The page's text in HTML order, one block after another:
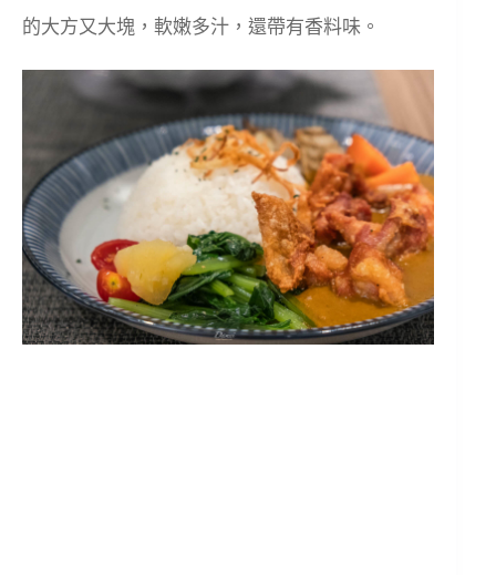
的大方又大塊，軟嫩多汁，還帶有香料味。